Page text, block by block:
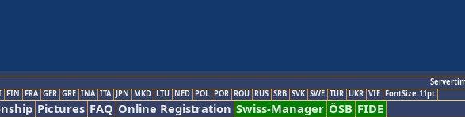
FIN FRA GER GRE INA ITA JPN MKD LTU NED POL POR ROU RUS SRB SVK SWE TUR UKR VIE FontSize:11pt
Pictures FAQ Online Registration Swiss-Manager ÖSB FIDE